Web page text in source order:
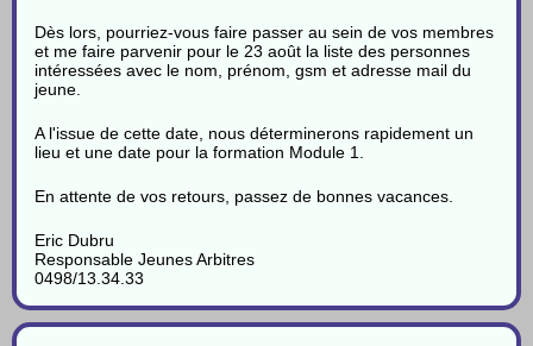
Dès lors, pourriez-vous faire passer au sein de vos membres
et me faire parvenir pour le 23 août la liste des personnes
intéressées avec le nom, prénom, gsm et adresse mail du
jeune.
A l'issue de cette date, nous déterminerons rapidement un
lieu et une date pour la formation Module 1.
En attente de vos retours, passez de bonnes vacances.
Eric Dubru
Responsable Jeunes Arbitres
0498/13.34.33